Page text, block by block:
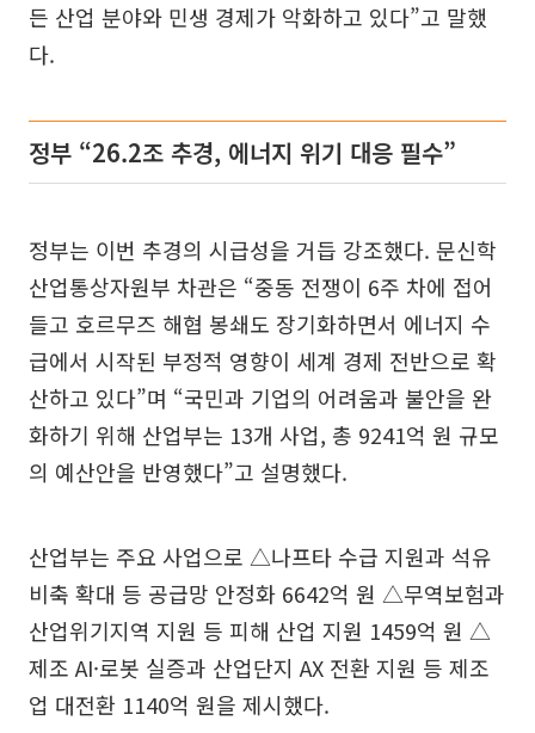
든 산업 분야와 민생 경제가 악화하고 있다”고 말했
다.
정부 “26.2조 추경, 에너지 위기 대응 필수”
정부는 이번 추경의 시급성을 거듭 강조했다. 문신학
산업통상자원부 차관은 “중동 전쟁이 6주 차에 접어
들고 호르무즈 해협 봉쇄도 장기화하면서 에너지 수
급에서 시작된 부정적 영향이 세계 경제 전반으로 확
산하고 있다”며 “국민과 기업의 어려움과 불안을 완
화하기 위해 산업부는 13개 사업, 총 9241억 원 규모
의 예산안을 반영했다”고 설명했다.
산업부는 주요 사업으로 △나프타 수급 지원과 석유
비축 확대 등 공급망 안정화 6642억 원 △무역보험과
산업위기지역 지원 등 피해 산업 지원 1459억 원 △
제조 AI·로봇 실증과 산업단지 AX 전환 지원 등 제조
업 대전환 1140억 원을 제시했다.